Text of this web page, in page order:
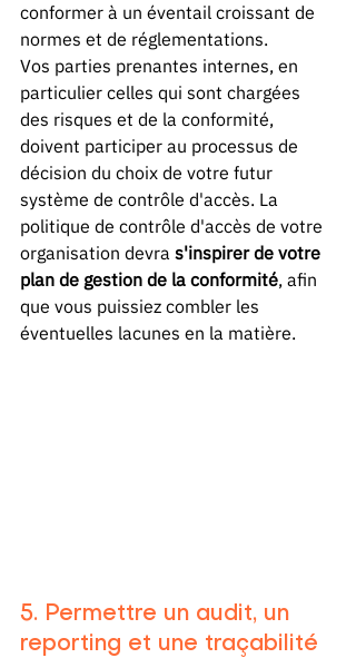
conformer à un éventail croissant de
normes et de réglementations.
Vos parties prenantes internes, en
particulier celles qui sont chargées
des risques et de la conformité,
doivent participer au processus de
décision du choix de votre futur
système de contrôle d'accès. La
politique de contrôle d'accès de votre
organisation devra s'inspirer de votre
plan de gestion de la conformité, afin
que vous puissiez combler les
éventuelles lacunes en la matière.
5. Permettre un audit, un
reporting et une traçabilité